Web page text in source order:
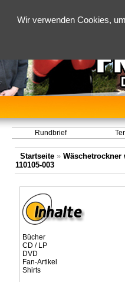
Wir verwenden Cookies,
Rundbrief
Startseite» Wäschetrockner
110105-003
Bücher
CD / LP
DVD
Fan-Artikel
Shirts